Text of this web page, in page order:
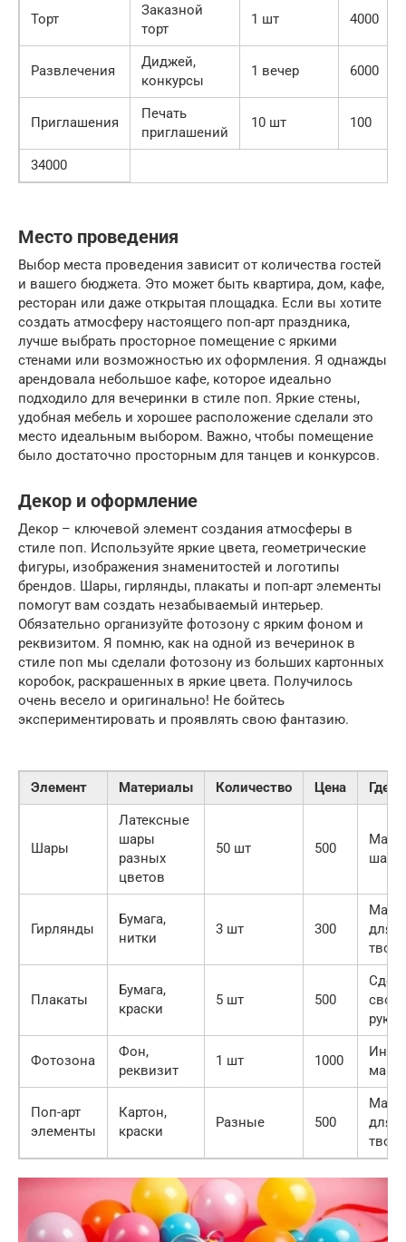
Торт
Заказной
торт
1 шт 4000
Развлечения
Диджей,
конкурсы
1 вечер 6000
Приглашения
Печать
приглашений
10 шт 100
34000
Место проведения
Выбор места проведения зависит от количества гостей
и вашего бюджета. Это может быть квартира, дом, кафе,
ресторан или даже открытая площадка. Если вы хотите
создать атмосферу настоящего поп-арт праздника,
лучше выбрать просторное помещение с яркими
стенами или возможностью их оформления. Я однажды
арендовала небольшое кафе, которое идеально
подходило для вечеринки в стиле поп. Яркие стены,
удобная мебель и хорошее расположение сделали это
место идеальным выбором. Важно, чтобы помещение
было достаточно просторным для танцев и конкурсов.
Декор и оформление
Декор – ключевой элемент создания атмосферы в
стиле поп. Используйте яркие цвета, геометрические
фигуры, изображения знаменитостей и логотипы
брендов. Шары, гирлянды, плакаты и поп-арт элементы
помогут вам создать незабываемый интерьер.
Обязательно организуйте фотозону с ярким фоном и
реквизитом. Я помню, как на одной из вечеринок в
стиле поп мы сделали фотозону из больших картонных
коробок, раскрашенных в яркие цвета. Получилось
очень весело и оригинально! Не бойтесь
экспериментировать и проявлять свою фантазию.
Элемент Материалы Количество Цена Где
Шары
Латексные
шары
разных
цветов
50 шт 500
Гирлянды
Бумага,
нитки
3 шт 300
для
Плакаты
Бумага,
краски
5 шт 500
Фотозона
Фон,
реквизит
1 шт 1000
Поп-арт
элементы
Картон,
краски
Разные 500
для